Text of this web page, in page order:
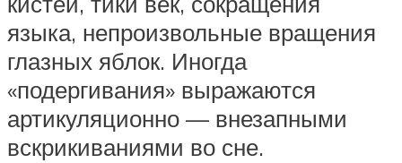
языка, непроизвольные вращения
глазных яблок. Иногда
«подергивания» выражаются
артикуляционно — внезапными
вскрикиваниями во сне.